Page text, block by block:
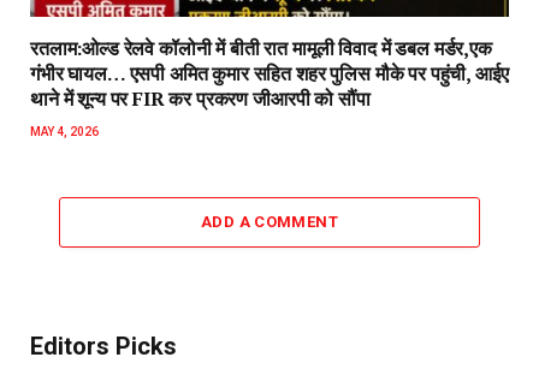
रतलाम:ओल्ड रेलवे कॉलोनी में बीती रात मामूली विवाद में डबल मर्डर,एक
गंभीर घायल… एसपी अमित कुमार सहित शहर पुलिस मौके पर पहुंची, आईए
थाने में शून्य पर FIR कर प्रकरण जीआरपी को सौंपा
MAY 4, 2026
ADD A COMMENT
Editors Picks